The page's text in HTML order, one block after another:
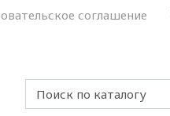
соглашение